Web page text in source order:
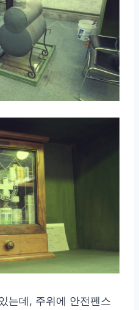
는데, 주위에 안전펜스